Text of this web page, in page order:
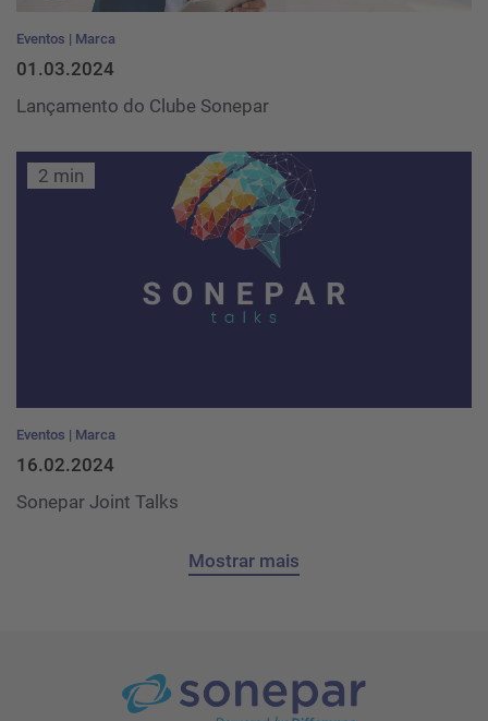
Eventos Marca
01.03.2024
Lançamento do Clube Sonepar
2 min
Eventos Marca
16.02.2024
Sonepar Joint Talks
Mostrar mais